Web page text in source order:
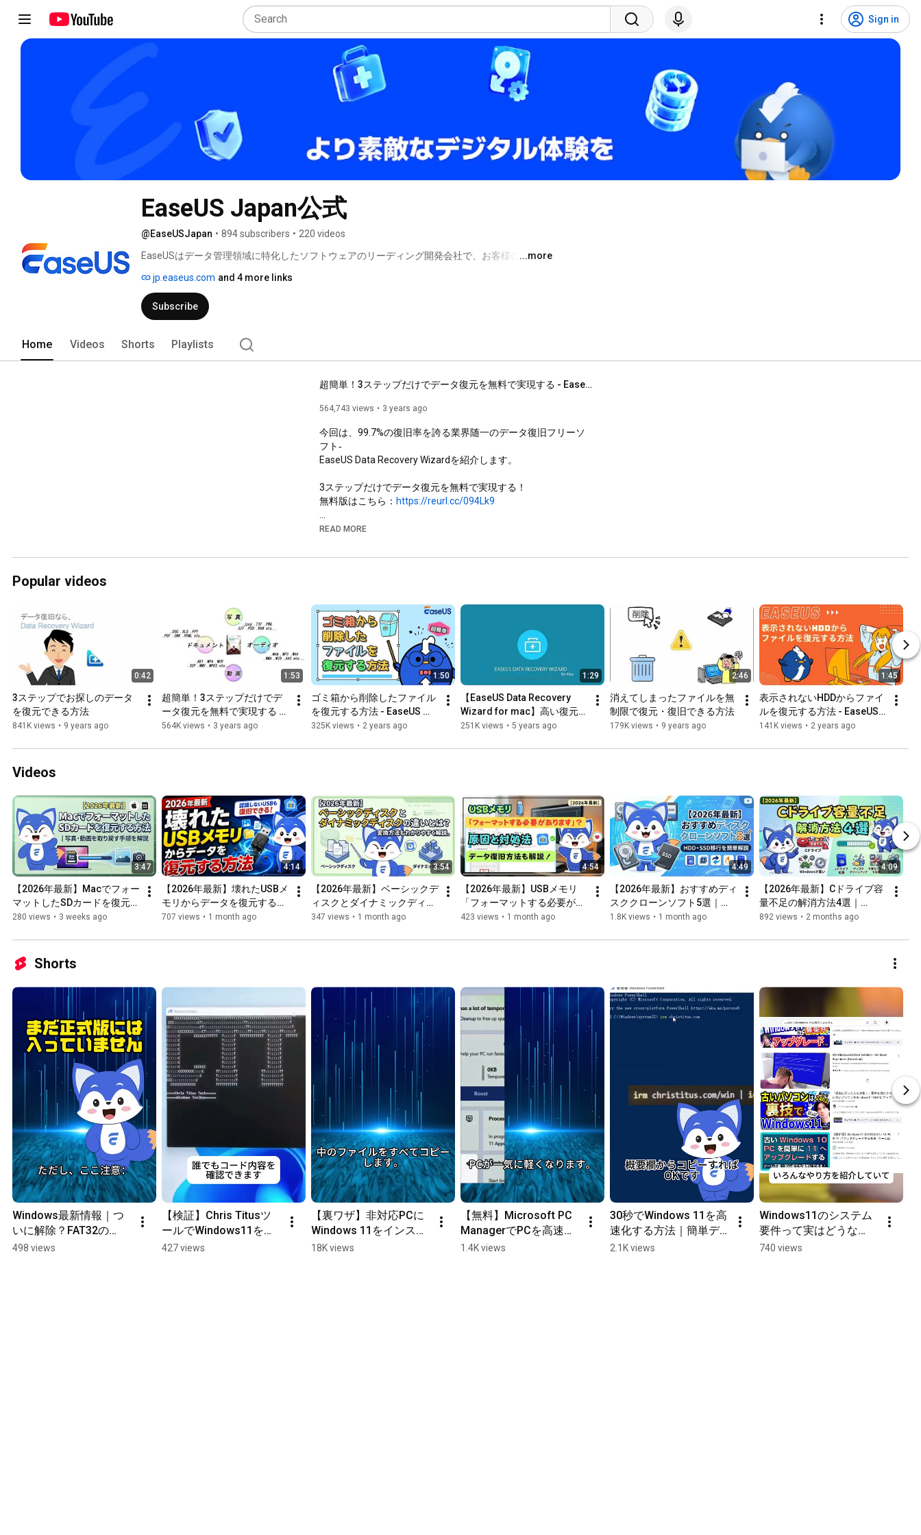
Sign in
EaseUS Japan公式
@EaseUSJapan • 894 subscribers • 220 videos
EaseUSはデータ管理領域に特化したソフトウェアのリーディング開発会社で、お客様にデータ
世界180以上の国と地域をわたる数千万の個人様及び法人様から製品をご愛用いただいていま
す。日本語公式サイト(https://jp.easeus.com)
...more
jp.easeus.com and 4 more links
Subscribe
Home Videos Shorts Playlists
超簡単！3ステップだけでデータ復元を無料で実現する - EaseUS Data Recovery Wizard
564,743 views 3 years ago
今回は、99.7%の復旧率を誇る業界随一のデータ復旧フリーソ
フト‐
EaseUS Data Recovery Wizardを紹介します。
3ステップだけでデータ復元を無料で実現する！
無料版はこちら： https://reurl.cc/094Lk9
写真、ドキュメント、ビデオ、オーディオを含むすべて種類の
ファイルの種類を問わず、紛失データを3ステップで完璧に復旧
00:09-00:53
00:53-01:40
01:40-01:52 end
①無料ダウンロード
無料・プラグインなし・安全安心
②スキャン
ディスクの片隅までスキャンします
③リカバリー
#データ復旧 #データ復元#データ復旧ソフト
＃無料データ復旧ソフト
ーーーーーーーーーーーーーーーーーーーーーーーーーーーー
ー
https://jp.easeus.com/
https://bit.ly/3mDmd9g
https://twitter.com/EaseUS_Japan
READ MORE
Popular videos
0:42
3ステップでお探しのデータ
を復元できる方法
841K views • 9 years ago
1:53
超簡単！3ステップだけでデ
ータ復元を無料で実現する -
EaseUS Data Recovery
564K views • 3 years ago
1:50
ゴミ箱から削除したファイル
を復元する方法 - EaseUS
Data Recovery Wizard
325K views • 2 years ago
1:29
【EaseUS Data Recovery
Wizard for mac】高い復元率
を実現できるデータ復元ソフ
251K views • 5 years ago
2:46
消えてしまったファイルを無
制限で復元・復旧できる方法
179K views • 9 years ago
1:45
表示されないHDDからファイ
ルを復元する方法 - EaseUS
Data Recovery Wizard
141K views • 2 years ago
Videos
3:47
【2026年最新】Macでフォー
マットしたSDカードを復元す
る方法｜写真・動画を取り戻
280 views • 3 weeks ago
4:14
【2026年最新】壊れたUSBメ
モリからデータを復元する方
法｜認識しないUSBでも復旧
707 views • 1 month ago
3:54
【2026年最新】ベーシックデ
ィスクとダイナミックディス
クの違いとは？変換方法もわ
347 views • 1 month ago
4:54
【2026年最新】USBメモリ
「フォーマットする必要があ
ります」の原因と対処法｜デ
423 views • 1 month ago
4:49
【2026年最新】おすすめディ
スククローンソフト5選｜
HDD・SSD移行を簡単解説
1.8K views • 1 month ago
4:09
【2026年最新】Cドライブ容
量不足の解消方法4選｜
Windowsが重い時の対策も解
892 views • 2 months ago
Shorts
Windows最新情報｜つ
いに解除？FAT32の
32GB制限が消えるかも
498 views
【検証】Chris Titusツ
ールでWindows11を安
全かつ専門的に軽量化
427 views
【裏ワザ】非対応PCに
Windows 11をインスト
ールする方法｜データ
18K views
【無料】Microsoft PC
ManagerでPCを高速化
する方法
1.4K views
30秒でWindows 11を高
速化する方法｜簡単デ
ブロート
2.1K views
Windows11のシステム
要件って実はどうな
の？ #windows #pcト
740 views